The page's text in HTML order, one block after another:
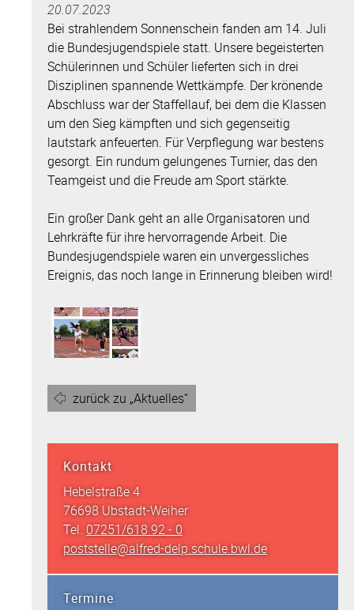
20.07.2023
Bei strahlendem Sonnenschein fanden am 14. Juli
die Bundesjugendspiele statt. Unsere begeisterten
Schülerinnen und Schüler lieferten sich in drei
Disziplinen spannende Wettkämpfe. Der krönende
Abschluss war der Staffellauf, bei dem die Klassen
um den Sieg kämpften und sich gegenseitig
lautstark anfeuerten. Für Verpflegung war bestens
gesorgt. Ein rundum gelungenes Turnier, das den
Teamgeist und die Freude am Sport stärkte.
Ein großer Dank geht an alle Organisatoren und
Lehrkräfte für ihre hervorragende Arbeit. Die
Bundesjugendspiele waren ein unvergessliches
Ereignis, das noch lange in Erinnerung bleiben wird!
zurück zu „Aktuelles“
Kontakt
Hebelstraße 4
76698 Ubstadt-Weiher
Tel. 07251/618 92 - 0
poststelle@alfred-delp.schule.bwl.de
Termine